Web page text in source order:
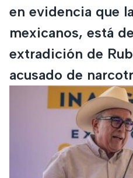
en evidencia que
mexicanos, está
extradición de
acusado de